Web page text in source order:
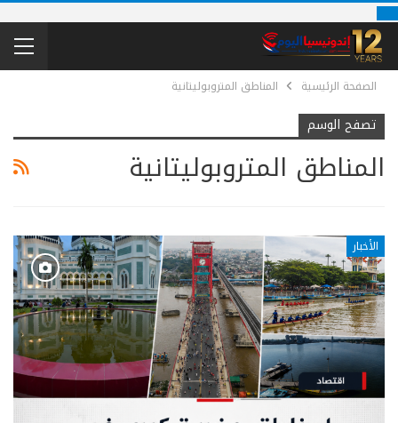
الصفحة الرئيسية المناطق المتروبوليتانية
تصفح الوسم
المناطق المتروبوليتانية
الأخبار